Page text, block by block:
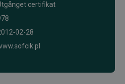
certifikat
02-28